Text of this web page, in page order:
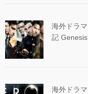
海外ドラ
記
海外ドラ